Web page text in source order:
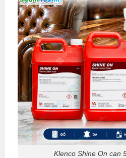
Klenco Shine On can